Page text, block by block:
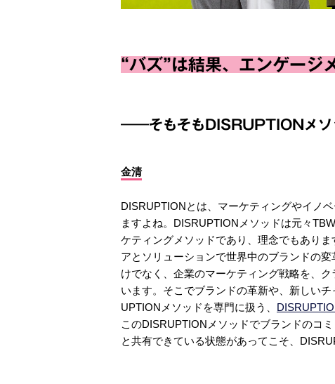
“バズ”は結果、エンゲージ
――そもそもDISRUPTIONメソ
金清
DISRUPTIONとは、マーケティングやイノ
ますよね。DISRUPTIONメソッドは元々
ケティングメソッドであり、理念でもあり
アとソリューションで世界中のブランドの
けでなく、企業のマーケティング戦略を、
います。そこでブランドの革新や、新しい
UPTIONメソッドを専門に扱う、
このDISRUPTIONメソッドでブランドのコ
と共有できている状態があってこそ、